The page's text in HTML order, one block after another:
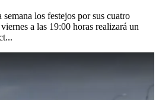
los festejos por sus cuatro
a las 19:00 horas realizará un